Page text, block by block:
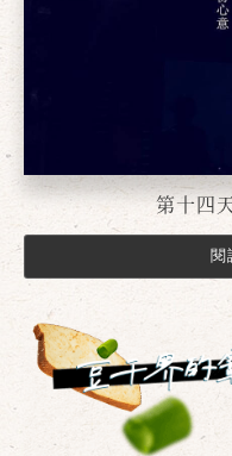
第十四
閱
確定